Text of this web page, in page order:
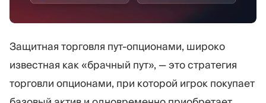
Защитная торговля пут-опционами, широко
известная как «брачный пут», — это стратегия
торговли опционами, при которой игрок покупает